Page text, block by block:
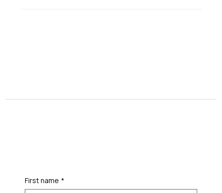
First name *